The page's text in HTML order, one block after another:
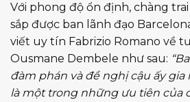
Với phong độ ổn định, chàng trai
sắp được ban lãnh đạo
viết uy tín Fabrizio Romano về
Ousmane Dembele như sau:
đàm phán và đề nghị cậu ấy gia
là một trong những ưu tiên của